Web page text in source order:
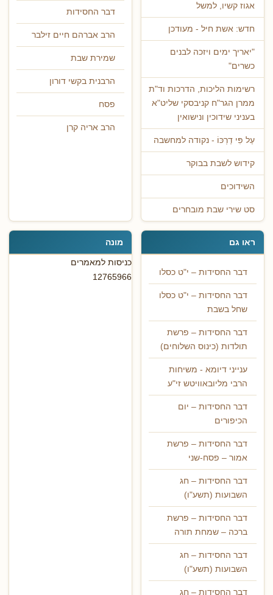
אגוז קשיו, למשל
חדש: אשת חיל - מעודכן
"יאריך ימים ויזכה לבנים
כשרים"
רשימות הליכות, הדרכות וד"ת
ממרן הגר"ח קניבסקי שליט"א
בעניני שידוכין ונישואין
עַל פִּי דַרְכּוֹ - נקודה למחשבה
קידוש לשבת בבוקר
השידוכים
סט שירי שבת מובחרים
דבר החסידות
הרב אברהם חיים זילבר
שמירת שבת
הרבנית בקשי דורון
פסח
הרב אריה קרן
ראו גם
דבר החסידות – י"ט כסלו
דבר החסידות – י"ט כסלו
שחל בשבת
דבר החסידות – פרשת
תולדות (כינוס השלוחים)
ענייני דיומא - משיחות
הרבי מליובאוויטש זי"ע
דבר החסידות – יום
הכיפורים
דבר החסידות – פרשת
אמור – פסח-שני
דבר החסידות – חג
השבועות (תשע"ו)
דבר החסידות – פרשת
ברכה – שמחת תורה
דבר החסידות – חג
השבועות (תשע"ו)
דבר החסידות – חג
מונה
כניסות למאמרים
12765966